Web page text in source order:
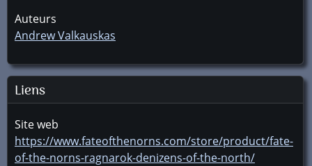
Auteurs
Andrew Valkauskas
Liens
Site web
https://www.fateofthenorns.com/store/product/fate-
of-the-norns-ragnarok-denizens-of-the-north/